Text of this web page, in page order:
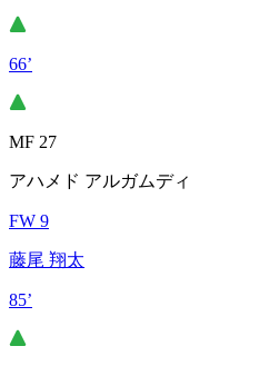
66’
MF 27
アハメド アルガムディ
FW 9
藤尾 翔太
85’